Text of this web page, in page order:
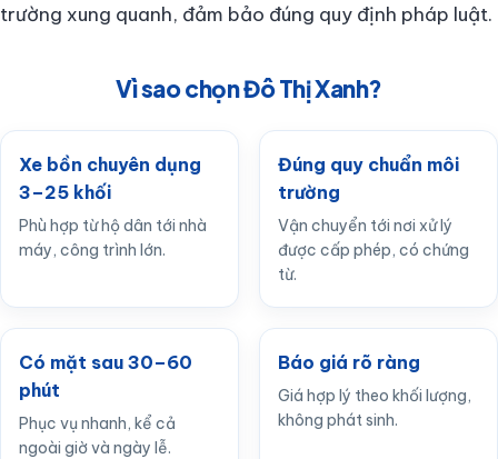
trường xung quanh, đảm bảo đúng quy định pháp luật.
Vì sao chọn Đô Thị Xanh?
Xe bồn chuyên dụng
3–25 khối
Phù hợp từ hộ dân tới nhà
máy, công trình lớn.
Đúng quy chuẩn môi
trường
Vận chuyển tới nơi xử lý
được cấp phép, có chứng
từ.
Có mặt sau 30–60
phút
Phục vụ nhanh, kể cả
ngoài giờ và ngày lễ.
Báo giá rõ ràng
Giá hợp lý theo khối lượng,
không phát sinh.